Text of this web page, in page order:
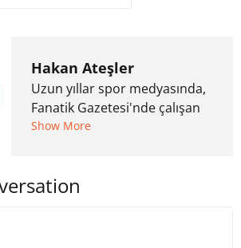
Hakan Ateşler
Uzun yıllar spor medyasında,
Fanatik Gazetesi'nde çalışan
Hakan Ateşler, 2020 yılında
Uzmancoin bünyesinde
Show More